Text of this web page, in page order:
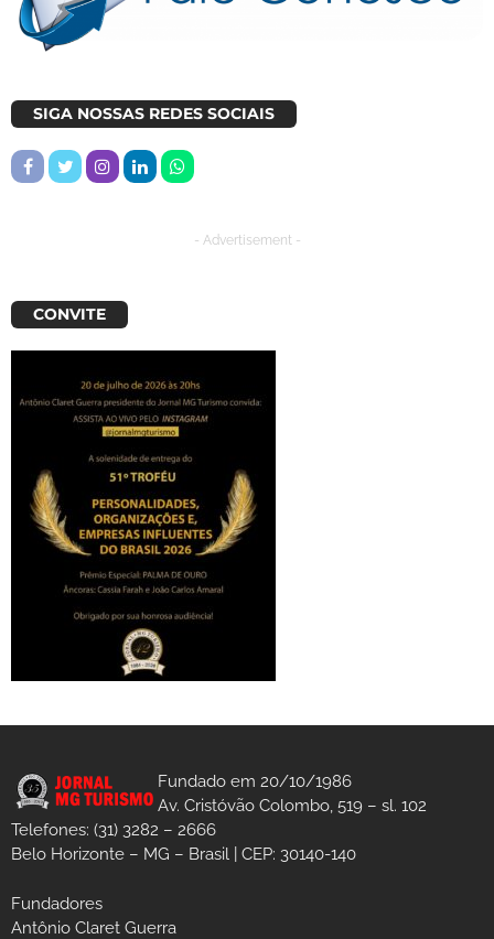
SIGA NOSSAS REDES SOCIAIS
- Advertisement -
CONVITE
Fundado em 20/10/1986
Av. Cristóvão Colombo, 519 – sl. 102
Telefones: (31) 3282 – 2666
Belo Horizonte – MG – Brasil | CEP: 30140-140
Fundadores
Antônio Claret Guerra